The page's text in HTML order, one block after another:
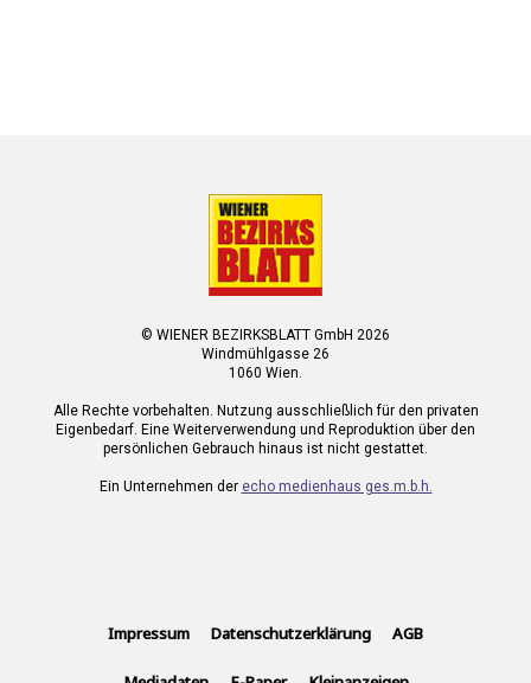
© WIENER BEZIRKSBLATT GmbH 2026
Windmühlgasse 26
1060 Wien.
Alle Rechte vorbehalten. Nutzung ausschließlich für den privaten
Eigenbedarf. Eine Weiterverwendung und Reproduktion über den
persönlichen Gebrauch hinaus ist nicht gestattet.
Ein Unternehmen der echo medienhaus ges.m.b.h.
Impressum Datenschutzerklärung AGB